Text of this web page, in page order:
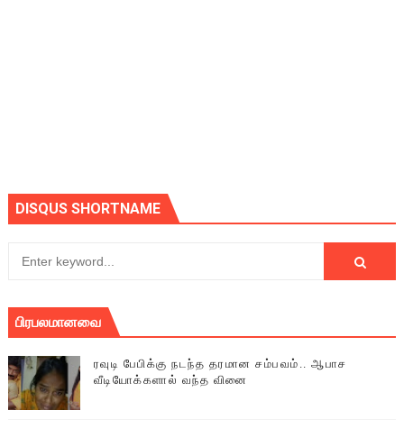
DISQUS SHORTNAME
பிரபலமானவை
ரவுடி பேபிக்கு நடந்த தரமான சம்பவம்.. ஆபாச
வீடியோக்களால் வந்த வினை